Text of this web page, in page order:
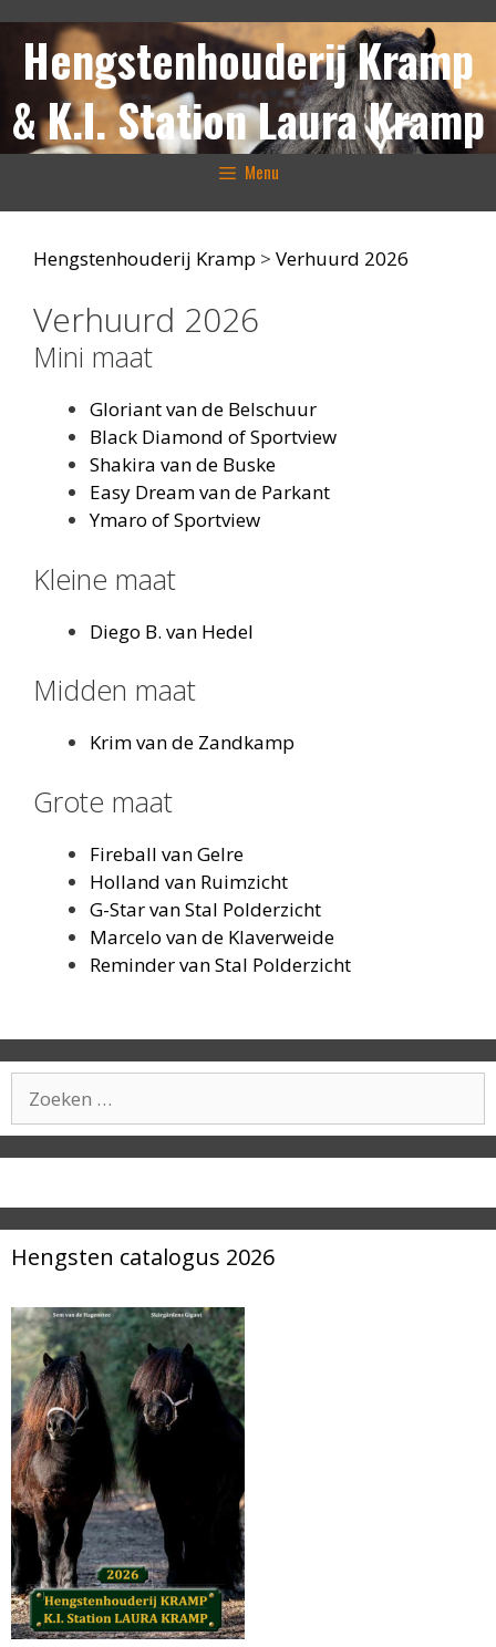
naar
inhoud
Hengstenhouderij Kramp
& K.I. Station Laura Kramp
Menu
Hengstenhouderij Kramp > Verhuurd 2026
Verhuurd 2026
Mini maat
Gloriant van de Belschuur
Black Diamond of Sportview
Shakira van de Buske
Easy Dream van de Parkant
Ymaro of Sportview
Kleine maat
Diego B. van Hedel
Midden maat
Krim van de Zandkamp
Grote maat
Fireball van Gelre
Holland van Ruimzicht
G-Star van Stal Polderzicht
Marcelo van de Klaverweide
Reminder van Stal Polderzicht
naar:
Hengsten catalogus 2026